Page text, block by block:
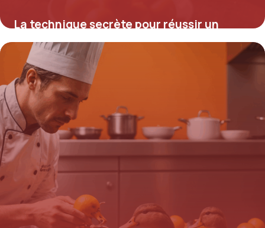
La technique secrète pour réussir un
sabayon d’huître gratiné au champagne
et révéler ses saveurs inexplorées
4 septembre 2025